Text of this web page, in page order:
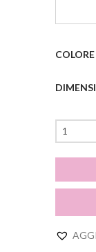
COLORE
Baby
Z